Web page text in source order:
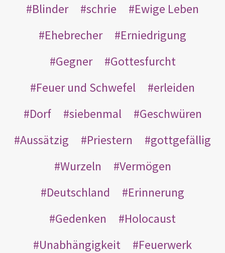
Blinder
schrie
Ewige Leben
Ehebrecher
Erniedrigung
Gegner
Gottesfurcht
Feuer und Schwefel
erleiden
Dorf
siebenmal
Geschwüren
Aussätzig
Priestern
gottgefällig
Wurzeln
Vermögen
Deutschland
Erinnerung
Gedenken
Holocaust
Unabhängigkeit
Feuerwerk